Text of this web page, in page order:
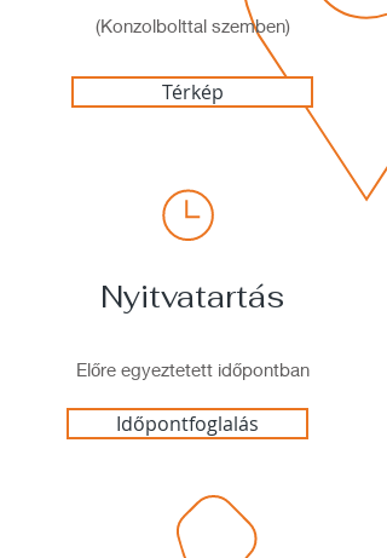
(Konzolbolttal szemben)
Térkép
Nyitvatartás
Előre egyeztetett időpontban
Időpontfoglalás